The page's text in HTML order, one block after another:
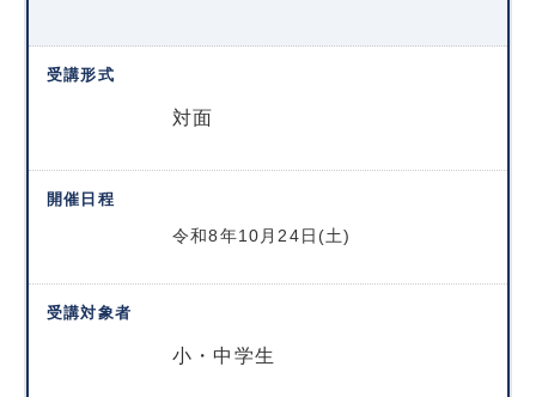
対面
令和8年10月24日(土)
小・中学生